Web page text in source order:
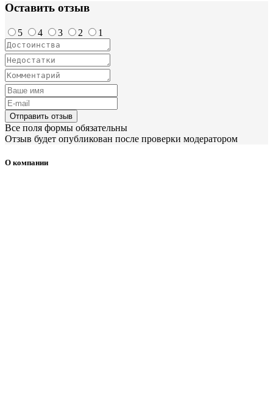
Оставить отзыв
5 4 3 2 1
Отправить отзыв
Все поля формы обязательны
Отзыв будет опубликован после проверки модератором
О компании